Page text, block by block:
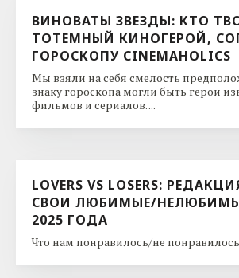
ВИНОВАТЫ ЗВЕЗДЫ: КТО
ТОТЕМНЫЙ КИНОГЕРОЙ,
ГОРОСКОПУ CINEMAHOLICS
Мы взяли на себя смелость
знаку гороскопа могли быть герои
фильмов и сериалов. ...
LOVERS VS LOSERS:
СВОИ ЛЮБИМЫЕ/
2025 ГОДА
Что нам понравилось/не понравилось